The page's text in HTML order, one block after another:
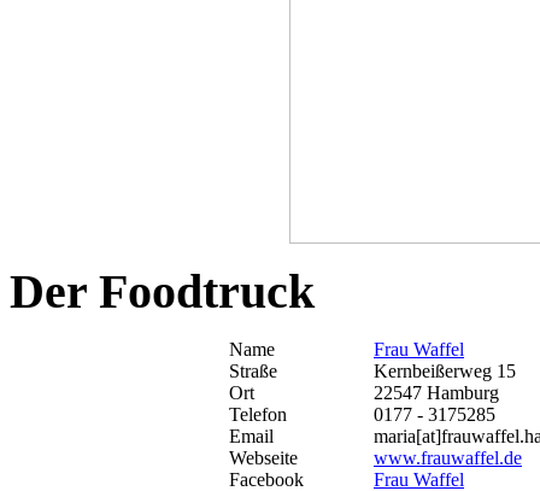
Der Foodtruck
Name
Frau Waffel
Straße
Kernbeißerweg 15
Ort
22547 Hamburg
Telefon
0177 - 3175285
Email
Webseite
www.frauwaffel.de
Facebook
Frau Waffel